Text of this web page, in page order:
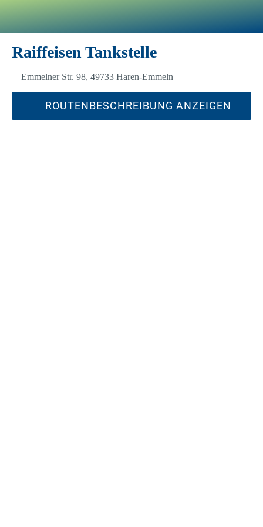
Raiffeisen Tankstelle
Emmelner Str. 98, 49733 Haren-Emmeln
ROUTENBESCHREIBUNG ANZEIGEN